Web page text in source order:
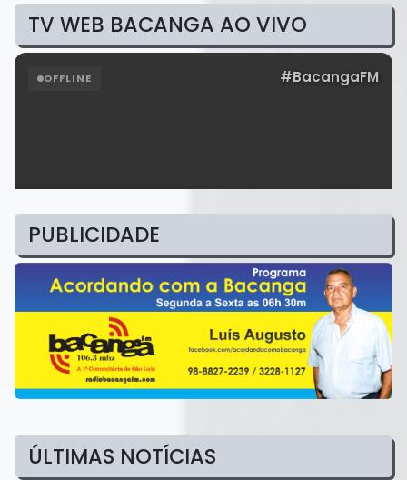
TV WEB BACANGA AO VIVO
PUBLICIDADE
ÚLTIMAS NOTÍCIAS